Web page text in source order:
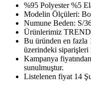
%95 Polyester %5
Modelin Ölçüleri:
Numune Beden: S/
Ürünlerimiz
Bu üründen en fazla
üzerindeki siparişleri
Kampanya
sunulmuştur.
Listelenen fiyat 14